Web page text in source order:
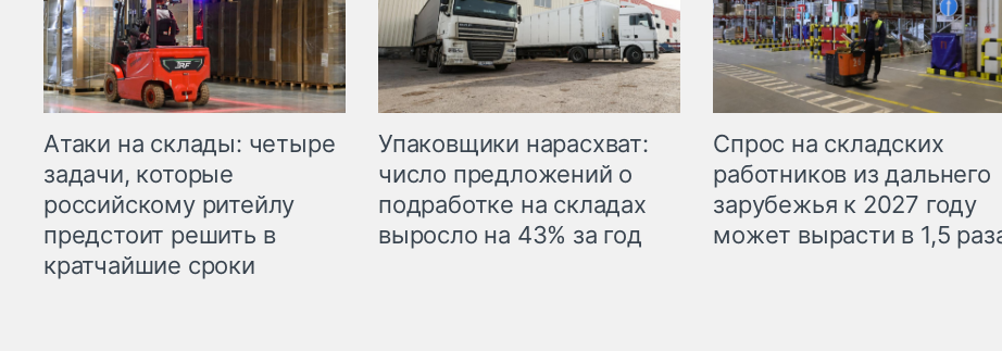
Атаки на склады: четыре
задачи, которые
российскому ритейлу
предстоит решить в
кратчайшие сроки
Упаковщики нарасхват:
число предложений о
подработке на складах
выросло на 43% за год
Спрос на складских
работников из дальнего
зарубежья к 2027 году
может вырасти в 1,5